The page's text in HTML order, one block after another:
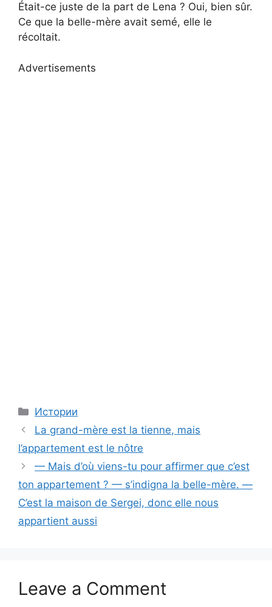
Était-ce juste de la part de Lena ? Oui, bien sûr.
Ce que la belle-mère avait semé, elle le
récoltait.
Advertisements
Categories
Истории
La grand-mère est la tienne, mais
l’appartement est le nôtre
— Mais d’où viens-tu pour affirmer que c’est
ton appartement ? — s’indigna la belle-mère. —
C’est la maison de Sergei, donc elle nous
appartient aussi
Leave a Comment